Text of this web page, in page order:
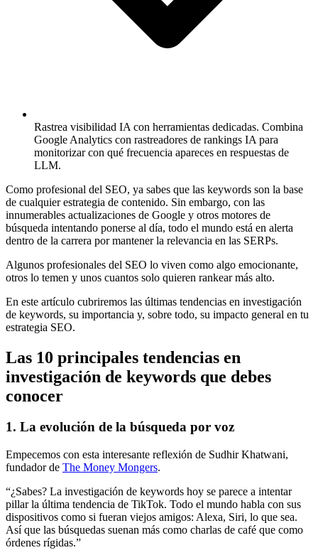
Rastrea visibilidad IA con herramientas dedicadas. Combina
Google Analytics con rastreadores de rankings IA para
monitorizar con qué frecuencia apareces en respuestas de
LLM.
Como profesional del SEO, ya sabes que las keywords son la base
de cualquier estrategia de contenido. Sin embargo, con las
innumerables actualizaciones de Google y otros motores de
búsqueda intentando ponerse al día, todo el mundo está en alerta
dentro de la carrera por mantener la relevancia en las SERPs.
Algunos profesionales del SEO lo viven como algo emocionante,
otros lo temen y unos cuantos solo quieren rankear más alto.
En este artículo cubriremos las últimas tendencias en investigación
de keywords, su importancia y, sobre todo, su impacto general en tu
estrategia SEO.
Las 10 principales tendencias en
investigación de keywords que debes
conocer
1. La evolución de la búsqueda por voz
Empecemos con esta interesante reflexión de Sudhir Khatwani,
fundador de The Money Mongers.
“¿Sabes? La investigación de keywords hoy se parece a intentar
pillar la última tendencia de TikTok. Todo el mundo habla con sus
dispositivos como si fueran viejos amigos: Alexa, Siri, lo que sea.
Así que las búsquedas suenan más como charlas de café que como
órdenes rígidas.”